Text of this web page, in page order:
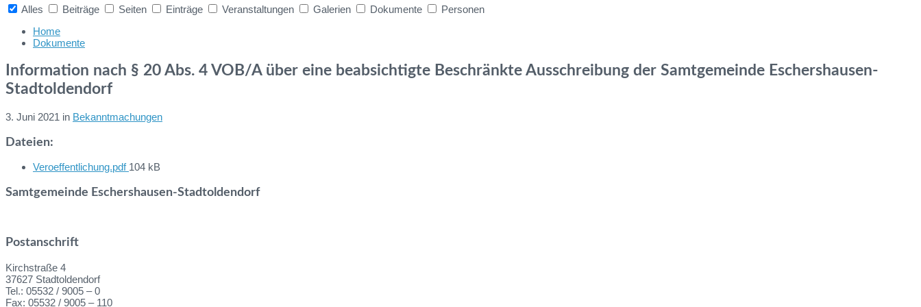
Alles
Beiträge Seiten Einträge Veranstaltungen Galerien Dokumente Personen
search
Home
Dokumente
Information nach § 20 Abs. 4 VOB/A über eine beabsichtigte Beschränkte Ausschreibung der Samtgemeinde Eschershausen-
Stadtoldendorf
3. Juni 2021 in Bekanntmachungen
Dateien:
Veroeffentlichung.pdf File
104 kB
Samtgemeinde Eschershausen-Stadtoldendorf
Postanschrift
Kirchstraße 4
37627 Stadtoldendorf
Tel.: 05532 / 9005 – 0
Fax: 05532 / 9005 – 110